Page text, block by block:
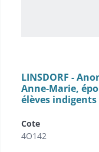
LINSDORF -
Anne-Marie,
élèves indigents
Cote
4O142